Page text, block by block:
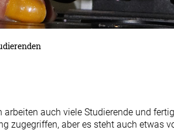
auch viele Studierende und
zugegriffen, aber es steht auch etwas